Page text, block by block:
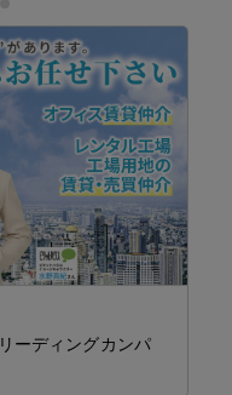
ーディングカンパ